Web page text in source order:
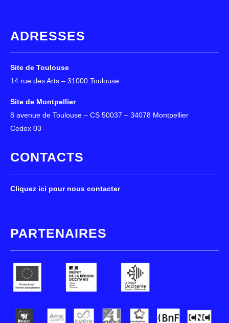
ADRESSES
Site de Toulouse
14 rue des Arts – 31000 Toulouse
Site de Montpellier
8 avenue de Toulouse – CS 50037 – 34078 Montpellier
Cedex 03
CONTACTS
Cliquez ici pour nous contacter
PARTENAIRES